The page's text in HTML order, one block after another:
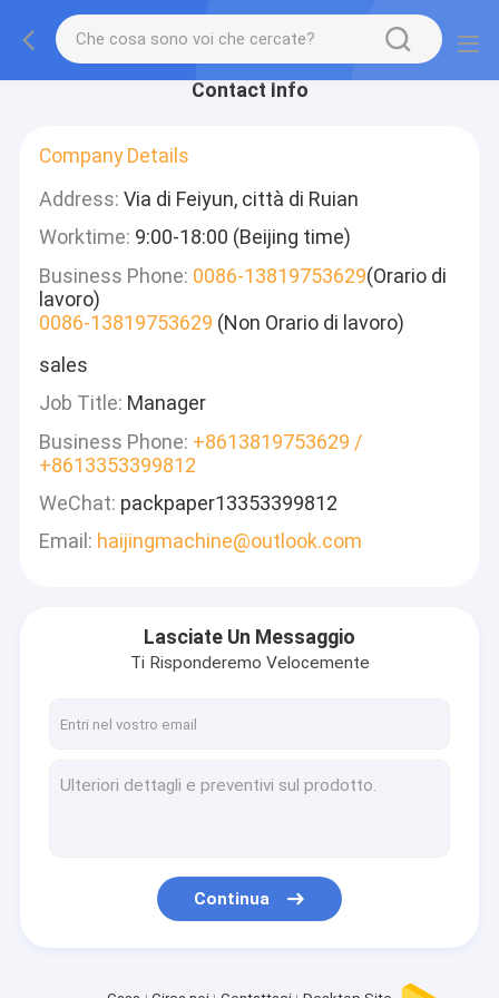
Contact Info
Company Details
Address: Via di Feiyun, città di Ruian
Worktime: 9:00-18:00 (Beijing time)
Business Phone: 0086-13819753629(Orario di
lavoro)
0086-13819753629 (Non Orario di lavoro)
sales
Job Title: Manager
Business Phone: +8613819753629 /
+8613353399812
WeChat: packpaper13353399812
Email: haijingmachine@outlook.com
Lasciate Un Messaggio
Ti Risponderemo Velocemente
Continua